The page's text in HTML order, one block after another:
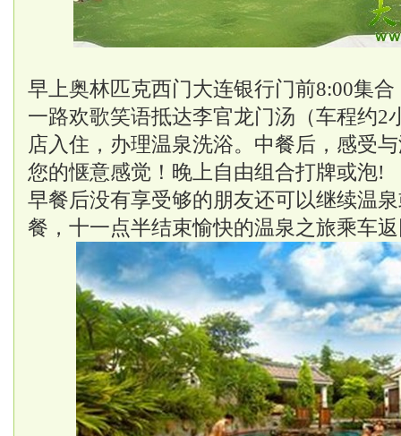
早上奥林匹克西门大连银行门前8:00集合
一路欢歌笑语抵达李官龙门汤（车程约2
店入住，办理温泉洗浴。中餐后，感受
您的惬意感觉！晚上自由组合打牌或泡!
早餐后没有享受够的朋友还可以继续温
餐，十一点半结束愉快的温泉之旅乘车